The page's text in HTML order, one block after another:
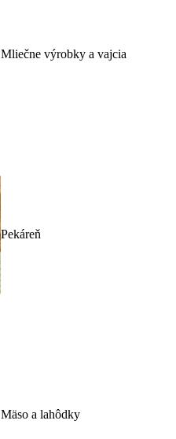
Mliečne výrobky a vajcia
Pekáreň
Mäso a lahôdky